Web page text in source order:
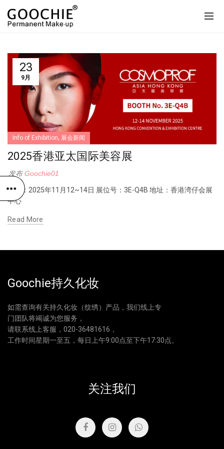
23
9月
Info of Exhibition, 展会新闻
2025香港亚太国际美容展
发布Goochie01
时间：2025年11月12~14日 展位号：3E-Q4B 地址：香港湾仔会展
中心
Read More
Goochie持久化妆
如需查询有关持久化妆（纹绣）产品，我们线上专
门团队将竭诚为您服务，
请联系线上客服，020-36481616，
工作时间星期一至五，每日上午9:00点至下午17:30点。
关注我们